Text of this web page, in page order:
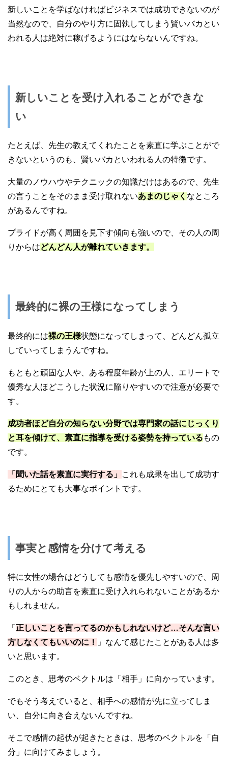
新しいことを学ばなければビジネスでは成功できないのが
当然なので、自分のやり方に固執してしまう賢いバカとい
われる人は絶対に稼げるようにはならないんですね。
新しいことを受け入れることができな
い
たとえば、先生の教えてくれたことを素直に学ぶことがで
きないというのも、賢いバカといわれる人の特徴です。
大量のノウハウやテクニックの知識だけはあるので、先生
の言うことをそのまま受け取れないあまのじゃく なところ
があるんですね。
プライドが高く周囲を見下す傾向も強いので、その人の周
りからはどんどん人が離れていきます。
最終的に裸の王様になってしまう
最終的には裸の王様状態になってしまって、どんどん孤立
していってしまうんですね。
もともと頑固な人や、ある程度年齢が上の人、エリートで
優秀な人ほどこうした状況に陥りやすいので注意が必要で
す。
成功者ほど自分の知らない分野では専門家の話にじっくり
と耳を傾けて、素直に指導を受ける姿勢を持っている もの
です。
「聞いた話を素直に実行する」 これも成果を出して成功す
るためにとても大事なポイントです。
事実と感情を分けて考える
特に女性の場合はどうしても感情を優先しやすいので、周
りの人からの助言を素直に受け入れられないことがあるか
もしれません。
「 正しいことを言ってるのかもしれないけど…そんな言い
方しなくてもいいのに！
」なんて感じたことがある人は多
いと思います。
このとき、思考のベクトルは「相手」に向かっています。
でもそう考えていると、相手への感情が先に立ってしま
い、自分に向き合えないんですね。
そこで感情の起伏が起きたときは、思考のベクトルを「自
分」に向けてみましょう。